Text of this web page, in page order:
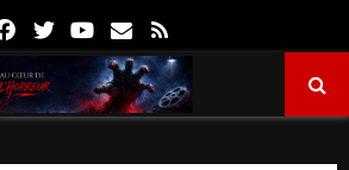
FacebookTwitterYoutube
Email